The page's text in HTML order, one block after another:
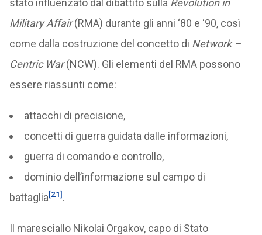
stato influenzato dal dibattito sulla Revolution in
Military Affair(RMA) durante gli anni ‘80 e ‘90, così
come dalla costruzione del concetto di Network –
Centric War(NCW). Gli elementi del RMA possono
essere riassunti come:
attacchi di precisione,
concetti di guerra guidata dalle informazioni,
guerra di comando e controllo,
dominio dell’informazione sul campo di
battaglia[21] .
Il maresciallo Nikolai Orgakov, capo di Stato